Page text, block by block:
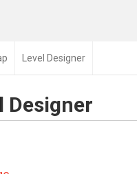
Level Designer
Designer